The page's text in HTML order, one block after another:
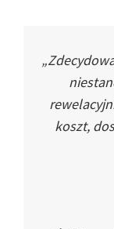
koszt,